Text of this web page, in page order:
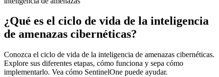
¿Qué es el ciclo de vida de la inteligencia
de amenazas cibernéticas?
Conozca el ciclo de vida de la inteligencia de amenazas cibernéticas.
Explore sus diferentes etapas, cómo funciona y sepa cómo
implementarlo. Vea cómo SentinelOne puede ayudar.